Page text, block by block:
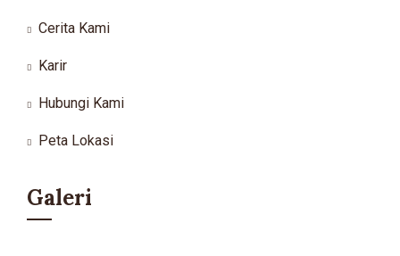
Cerita Kami
Karir
Hubungi Kami
Peta Lokasi
Galeri